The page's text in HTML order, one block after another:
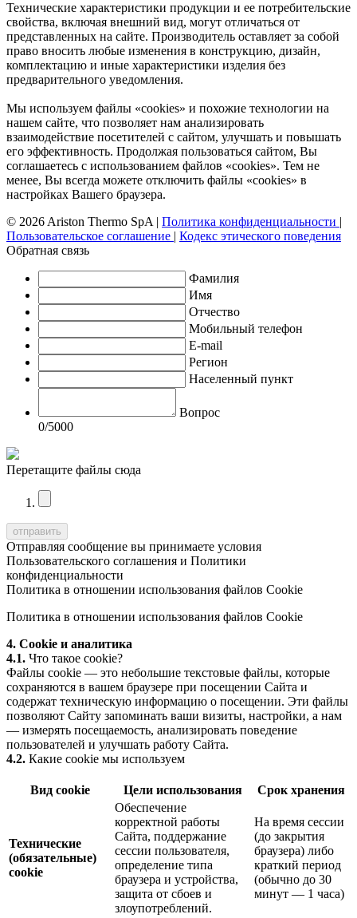
Технические характеристики продукции и ее потребительские
свойства, включая внешний вид, могут отличаться от
представленных на сайте. Производитель оставляет за собой
право вносить любые изменения в конструкцию, дизайн,
комплектацию и иные характеристики изделия без
предварительного уведомления.
Мы используем файлы «cookies» и похожие технологии на
нашем сайте, что позволяет нам анализировать
взаимодействие посетителей с сайтом, улучшать и повышать
его эффективность. Продолжая пользоваться сайтом, Вы
соглашаетесь с использованием файлов «cookies». Тем не
менее, Вы всегда можете отключить файлы «cookies» в
настройках Вашего браузера.
© 2026 Ariston Thermo SpA | Политика конфиденциальности |
Пользовательское соглашение | Кодекс этического поведения
Обратная связь
Фамилия
Имя
Отчество
Мобильный телефон
E-mail
Регион
Населенный пункт
Вопрос
0/5000
Перетащите файлы сюда
Отправляя сообщение вы принимаете условия
Пользовательского соглашения и Политики
конфиденциальности
Политика в отношении использования файлов Cookie
Политика в отношении использования файлов Cookie
4. Cookie и аналитика
4.1. Что такое cookie?
Файлы cookie — это небольшие текстовые файлы, которые
сохраняются в вашем браузере при посещении Сайта и
содержат техническую информацию о посещении. Эти файлы
позволяют Сайту запоминать ваши визиты, настройки, а нам
— измерять посещаемость, анализировать поведение
пользователей и улучшать работу Сайта.
4.2. Какие cookie мы используем
Вид cookie Цели использования Срок хранения
Технические
(обязательные)
cookie
Обеспечение
корректной работы
Сайта, поддержание
сессии пользователя,
определение типа
браузера и устройства,
защита от сбоев и
злоупотреблений.
На время сессии
(до закрытия
браузера) либо
краткий период
(обычно до 30
минут — 1 часа)